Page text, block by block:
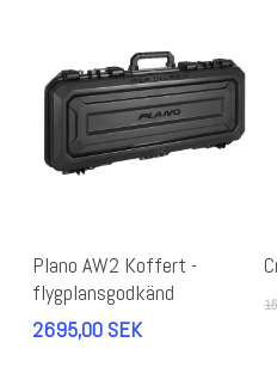
alternativen
kan
väljas
produktsidan
Plano AW2 Koffert -
flygplansgodkänd
2695,00SEK